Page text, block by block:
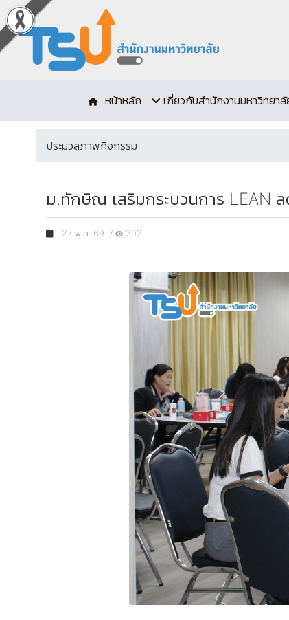
หน้าหลัก เกี่ยวกับสำนักงานมหาวิทยาลั
ประมวลภาพกิจกรรม
ม.ทักษิณ เสริมกระบวนการ LEAN
27 พ.ค. 69 / 202